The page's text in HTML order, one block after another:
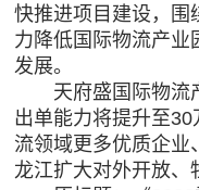
快推进项目建设，围
力降低国际物流产业
发展。
天府盛国际物流
出单能力将提升至
流领域更多优质企业
龙江扩大对外开放、